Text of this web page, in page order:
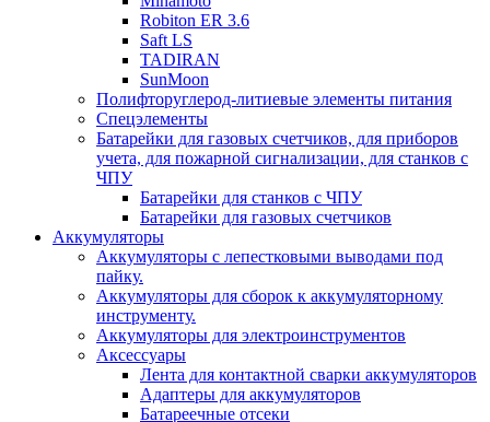
Robiton ER 3.6
Saft LS
TADIRAN
SunMoon
Полифторуглерод-литиевые элементы питания
Спецэлементы
Батарейки для газовых счетчиков, для приборов
учета, для пожарной сигнализации, для станков с
ЧПУ
Батарейки для станков с ЧПУ
Батарейки для газовых счетчиков
Аккумуляторы
Аккумуляторы с лепестковыми выводами под
пайку.
Аккумуляторы для сборок к аккумуляторному
инструменту.
Аккумуляторы для электроинструментов
Аксессуары
Лента для контактной сварки аккумуляторов
Адаптеры для аккумуляторов
Батареечные отсеки